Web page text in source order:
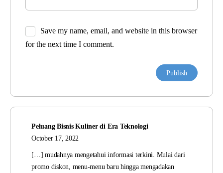
Save my name, email, and website in this browser
for the next time I comment.
Peluang Bisnis Kuliner di Era Teknologi
October 17, 2022
[…] mudahnya mengetahui informasi terkini. Mulai dari
promo diskon, menu-menu baru hingga mengadakan